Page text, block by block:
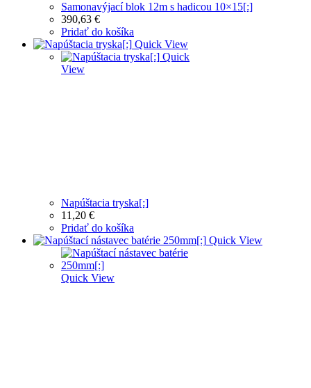
Samonavýjací blok 12m s hadicou 10×15[:]
390,63 €
Pridať do košíka
Quick View
Quick
View
Napúštacia tryska[:]
11,20 €
Pridať do košíka
Quick View
Quick View